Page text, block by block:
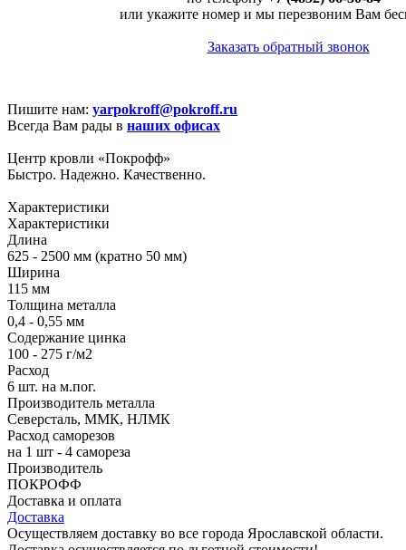
или укажите номер и мы перезвоним Вам
Заказать обратный звонок
Пишите нам: yarpokroff@pokroff.ru
Всегда Вам рады в наших офисах
Центр кровли «Покрофф»
Быстро. Надежно. Качественно.
Характеристики
Характеристики
Длина
625 - 2500 мм (кратно 50 мм)
Ширина
115 мм
Толщина металла
0,4 - 0,55 мм
Содержание цинка
100 - 275 г/м2
Расход
6 шт. на м.пог.
Производитель металла
Северсталь, ММК, НЛМК
Расход саморезов
на 1 шт - 4 самореза
Производитель
ПОКРОФФ
Доставка и оплата
Доставка
Осуществляем доставку во все города Ярославской области.